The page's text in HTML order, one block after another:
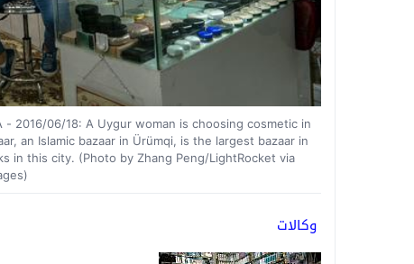
- 2016/06/18: A Uygur woman is choosing cosmetic in
an Islamic bazaar in Ürümqi, is the largest bazaar in
in this city. (Photo by Zhang Peng/LightRocket via
وكالات